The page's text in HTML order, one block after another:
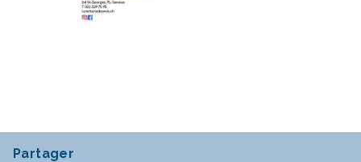
Partager